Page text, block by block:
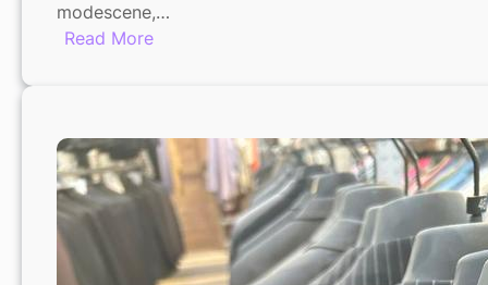
modescene,…
Read More:
Dameskleding
in
Amsterdam:
Ontdek
Stijlvolle
Opties